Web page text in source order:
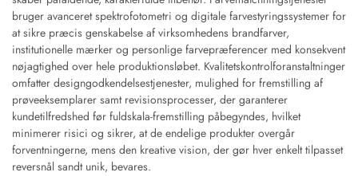
bruger avanceret spektrofotometri og digitale farvestyringssystemer for
at sikre præcis genskabelse af virksomhedens brandfarver,
institutionelle mærker og personlige farvepræferencer med konsekvent
nøjagtighed over hele produktionsløbet. Kvalitetskontrolforanstaltninger
omfatter designgodkendelsestjenester, mulighed for fremstilling af
prøveeksemplarer samt revisionsprocesser, der garanterer
kundetilfredshed før fuldskala-fremstilling påbegyndes, hvilket
minimerer risici og sikrer, at de endelige produkter overgår
forventningerne, mens den kreative vision, der gør hver enkelt tilpasset
reversnål sandt unik, bevares.